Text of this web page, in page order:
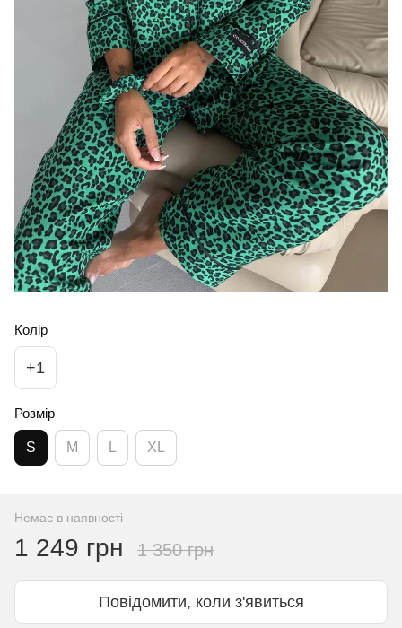
Колір
+1
Розмір
S M XL
Немає в наявності
1 249 грн 1 350 грн
Повідомити, коли з'явиться